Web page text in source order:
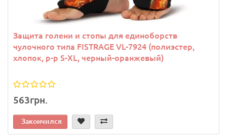
Защита голени и стопы для единоборств
чулочного типа FISTRAGE VL-7924 (полиэстер,
хлопок, р-р S-XL, черный-оранжевый)
563грн.
Закончился